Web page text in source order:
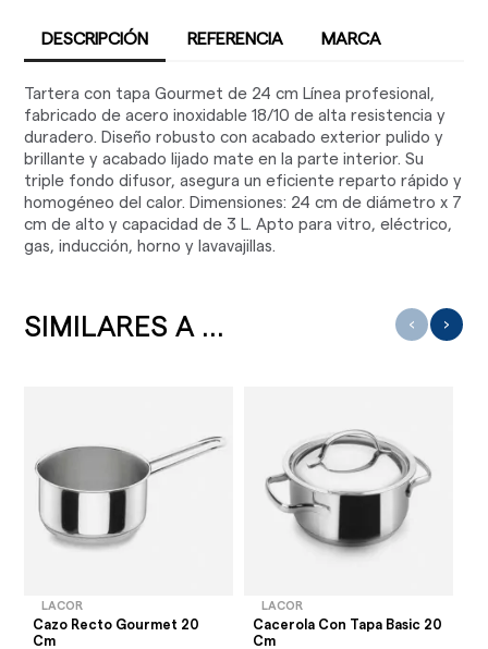
DESCRIPCIÓN REFERENCIA MARCA
Tartera con tapa Gourmet de 24 cm Línea profesional,
fabricado de acero inoxidable 18/10 de alta resistencia y
duradero. Diseño robusto con acabado exterior pulido y
brillante y acabado lijado mate en la parte interior. Su
triple fondo difusor, asegura un eficiente reparto rápido y
homogéneo del calor. Dimensiones: 24 cm de diámetro x 7
cm de alto y capacidad de 3 L. Apto para vitro, eléctrico,
gas, inducción, horno y lavavajillas.
SIMILARES A ...
LACOR
Cazo Recto Gourmet 20
Cm
LACOR
Cacerola Con Tapa Basic 20
Cm
‹ ›